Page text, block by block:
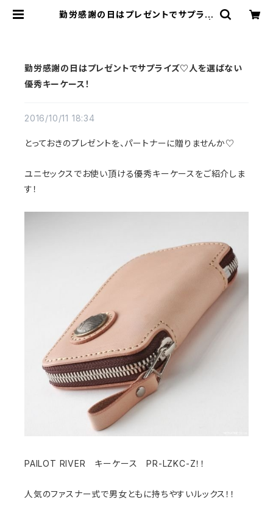
勤労感謝の日はプレゼントでサプライ
勤労感謝の日はプレゼントでサプライズ♡人を選ばない
優秀キーケース！
2016/10/11 18:34
とっておきのプレゼントを、パートナーに贈りませんか♡
ユニセックスでお使い頂ける優秀キーケースをご紹介しま
す！
PAILOT RIVER キーケース PR-LZKC-Z！！
人気のファスナー式で男女ともに持ちやすいルックス！！